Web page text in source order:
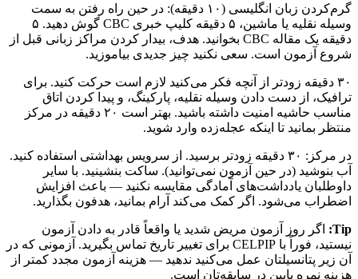
گرم‌کردن زبان انگلیسی (۱۰ دقیقه): در حین راه رفتن به سمت
وسیله نقلیه یا ماشین، ۵ دقیقه کلیپ خبری CBC گوش دهید. ۵
دقیقه یک مقاله CBC بخوانید. هدف، بیدار کردن مراکز زبانی قبل از
شروع آزمون است. سعی نکنید چیز جدیدی بیاموزید.
۳۰ دقیقه زودتر از آنچه فکر می‌کنید لازم است حرکت کنید. برای
ترافیک، از دست دادن وسیله نقلیه، پارکینگ، و پیدا کردن اتاق
مناسب حاشیه امنیت داشته باشید. بهتر است ۲۰ دقیقه در مرکز
منتظر بمانید تا اینکه عجله‌زده وارد شوید.
در مرکز: ۳۰ دقیقه زودتر برسید. از سرویس بهداشتی استفاده کنید.
آب بنوشید (در حین آزمون نمی‌توانید). ساکت بنشینید. با سایر
داوطلبان یادداشت‌های آمادگی مقایسه نکنید — باعث افزایش
اضطراب می‌شود. اگر کمک می‌کند آرام بمانید، هدفون بگذارید.
Tip:
اگر روز آزمون مریض شدید یا واقعاً قادر به دادن آزمون
نیستید، فوراً با CELPIP برای تغییر تاریخ تماس بگیرید. آزمونی که در
آن زیر پتانسیلتان عمل می‌کنید ندهید — هزینه آزمون مجدد کمتر از
هزینه نمره پایین در سابقه‌تان است.